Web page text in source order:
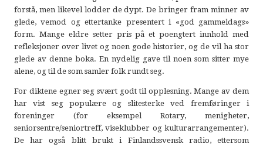
forstå, men likevel lodder de dypt. De bringer fram minner av
glede, vemod og ettertanke presentert i «god gammeldags»
form. Mange eldre setter pris på et poengtert innhold med
refleksjoner over livet og noen gode historier, og de vil ha stor
glede av denne boka. En nydelig gave til noen som sitter mye
alene, og til de som samler folk rundt seg.
For diktene egner seg svært godt til opplesning. Mange av dem
har vist seg populære og slitesterke ved fremføringer i
foreninger (for eksempel Rotary, menigheter,
seniorsentre/seniortreff, viseklubber og kulturarrangementer).
De har også blitt brukt i Finlandssvensk radio, ettersom